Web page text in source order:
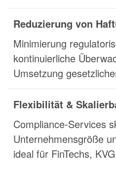
Reduzierung von
Minimierung
kontinuierliche
Umsetzung
Flexibilität &
Compliance-Services
Unternehmensgröße
ideal für FinTechs,